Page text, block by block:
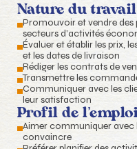
Nature du travail
Promouvoir et vendre des
secteurs d’activités
Évaluer et établir les prix,
et les dates de livraison
Rédiger les contrats de
Transmettre les
Communiquer avec les
leur satisfaction
Profil de
Aimer communiquer avec
convaincre